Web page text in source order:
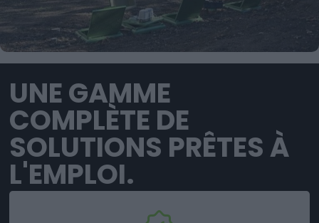
UNE GAMME
COMPLÈTE DE
SOLUTIONS PRÊTES À
L'EMPLOI.